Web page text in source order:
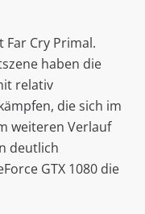
Far Cry Primal.
haben die
relativ
die sich im
weiteren Verlauf
deutlich
GTX 1080 die